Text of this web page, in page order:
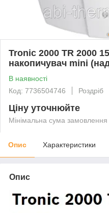
Tronic 2000 TR 2000
накопичувач mini
В наявності
Код: 7736504746
Роздріб
Ціну уточнюйте
Мінімальна сума
Опис Характеристики
Опис